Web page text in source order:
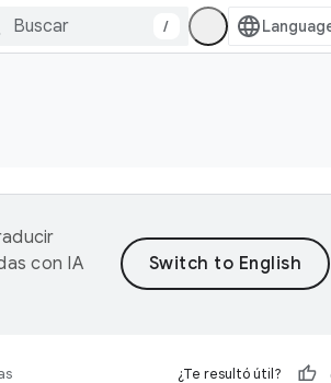
/
con IA
¿Te resultó útil?